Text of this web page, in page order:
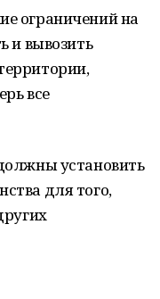
ограничений на
и вывозить
все
установить
для того,